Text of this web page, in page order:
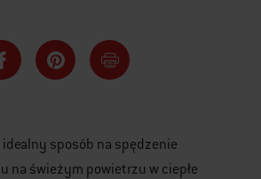
idealny sposób na spędzenie
na świeżym powietrzu w ciepłe